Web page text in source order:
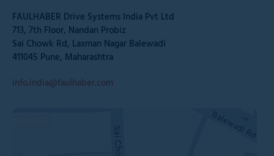
FAULHABER Drive Systems India Pvt Ltd
713, 7th Floor, Nandan Probiz
Sai Chowk Rd, Laxman Nagar Balewadi
411045 Pune, Maharashtra
info.india@faulhaber.com